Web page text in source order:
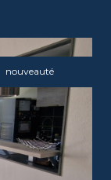
nouveauté